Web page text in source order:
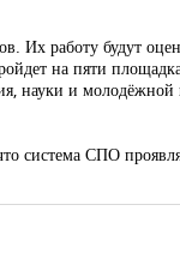
Их работу будут
на пяти
науки и
система СПО